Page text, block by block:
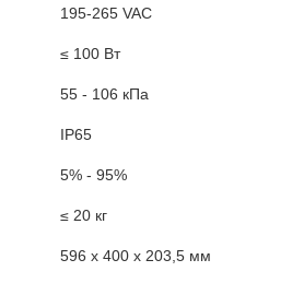
195-265 VAC
≤ 100 Вт
55 - 106 кПа
IP65
5% - 95%
≤ 20 кг
596 х 400 х 203,5 мм